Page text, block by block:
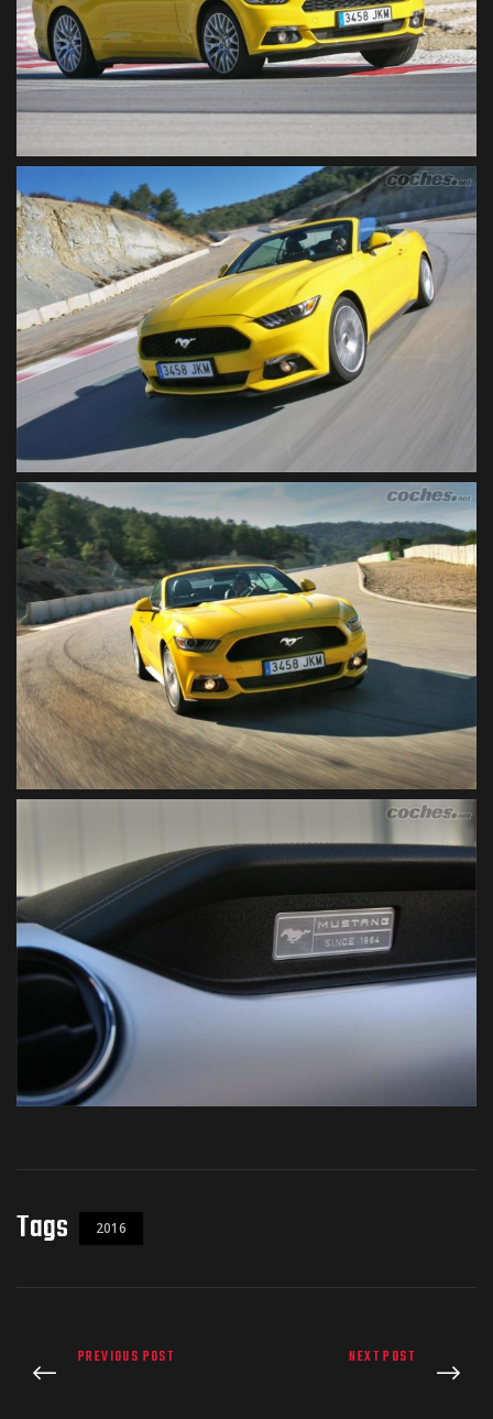
Tags 2016
PREVIOUS POST NEXT POST